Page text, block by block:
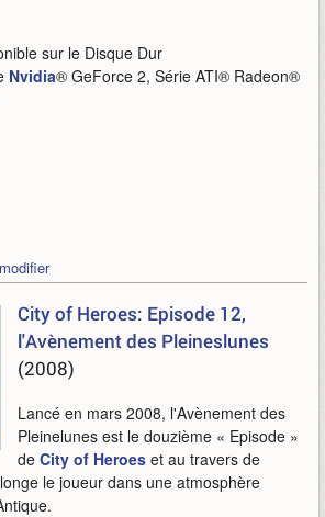
sur le Disque Dur
Nvidia® GeForce 2, Série ATI® Radeon®
modifier
City of Heroes: Episode 12,
l'Avènement des Pleineslunes
(2008)
Lancé en mars 2008, l'Avènement des
Pleinelunes est le douzième « Episode »
de City of Heroes et au travers de
le joueur dans une atmosphère